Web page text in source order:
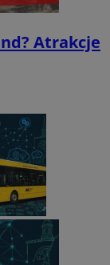
Atrakcje